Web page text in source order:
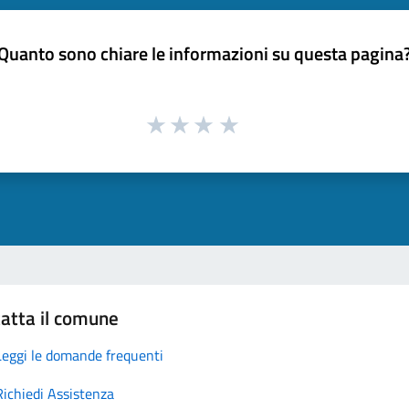
sono chiare le informazioni su questa
il comune
le domande frequenti
Assistenza